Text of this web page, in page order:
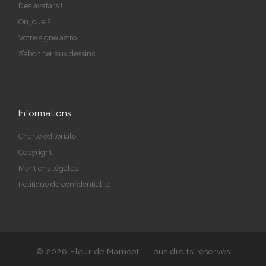
Des avatars !
On joue ?
Votre signe astro
S’abonner aux dessins
Informations
Charte éditoriale
Copyright
Mentions légales
Politique de confidentialité
© 2026 Fleur de Mamoot – Tous droits réservés